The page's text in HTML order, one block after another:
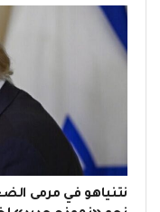
نتنياهو في مرمى